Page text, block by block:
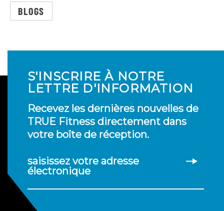
BLOGS
S'INSCRIRE À NOTRE
LETTRE D'INFORMATION
Recevez les dernières nouvelles de
TRUE Fitness directement dans
votre boîte de réception.
saisissez votre adresse
électronique